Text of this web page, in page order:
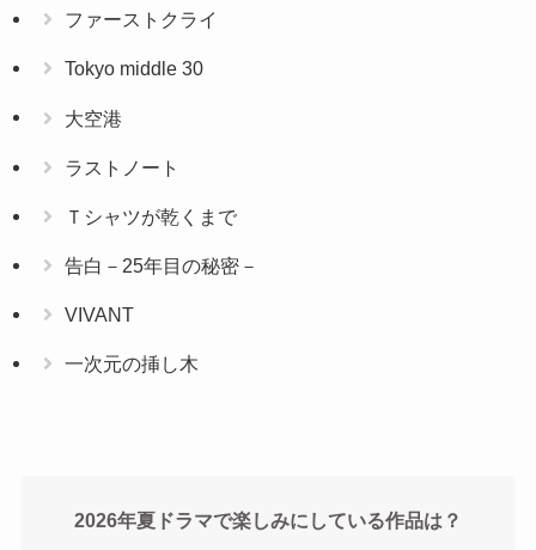
ファーストクライ
Tokyo middle 30
大空港
ラストノート
Ｔシャツが乾くまで
告白－25年目の秘密－
VIVANT
一次元の挿し木
2026年夏ドラマで楽しみにしている作品は？